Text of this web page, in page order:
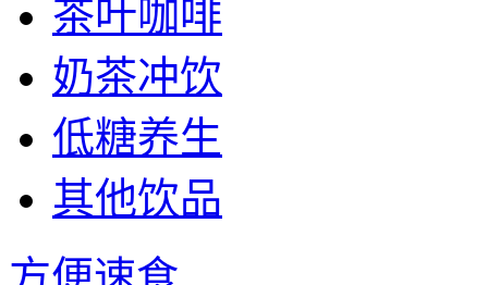
茶叶咖啡
奶茶冲饮
低糖养生
其他饮品